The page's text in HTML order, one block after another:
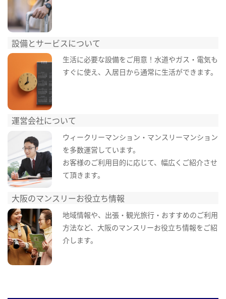
設備とサービスについて
生活に必要な設備をご用意！水道やガス・電気も
すぐに使え、入居日から通常に生活ができます。
運営会社について
ウィークリーマンション・マンスリーマンション
を多数運営しています。
お客様のご利用目的に応じて、幅広くご紹介させ
て頂きます。
大阪のマンスリーお役立ち情報
地域情報や、出張・観光旅行・おすすめのご利用
方法など、大阪のマンスリーお役立ち情報をご紹
介します。